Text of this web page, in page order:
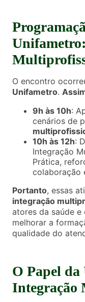
O encontro
Unifametro.
9h às 10h:
cenários de
10h às 12h:
Integração
Prática,
colaboração
Portanto, essas
integração
atores da saúde
melhorar a
qualidade do
O Papel
Integração